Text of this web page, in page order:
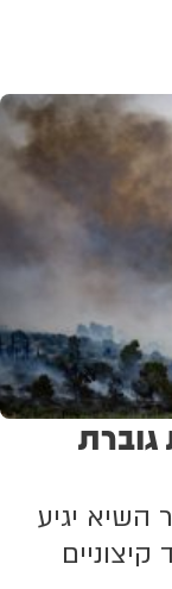
השיא יגיע